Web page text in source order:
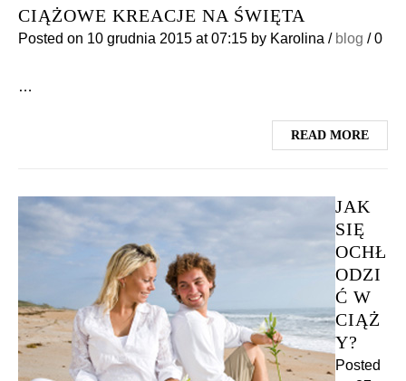
CIĄŻOWE KREACJE NA ŚWIĘTA
Posted on 10 grudnia 2015 at 07:15 by Karolina / blog /0
…
READ MORE
JAK
SIĘ
OCHŁ
ODZI
Ć W
CIĄŻ
Y?
Posted